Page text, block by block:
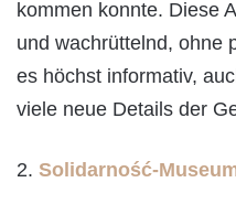
kommen konnte. Diese
und wachrüttelnd, ohne
es höchst informativ,
viele neue Details der
2. Solidarność-